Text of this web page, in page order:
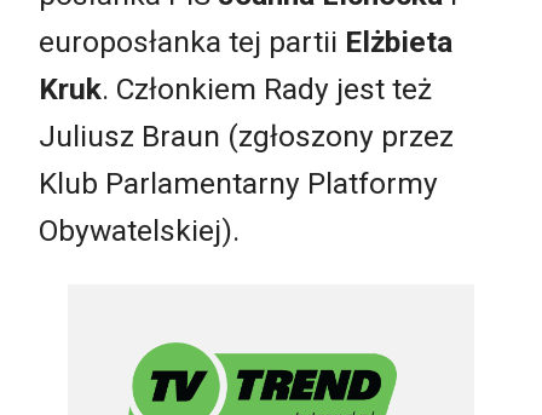
europosłanka tej partii Elżbieta
Kruk. Członkiem Rady jest też
Juliusz Braun (zgłoszony przez
Klub Parlamentarny Platformy
Obywatelskiej).